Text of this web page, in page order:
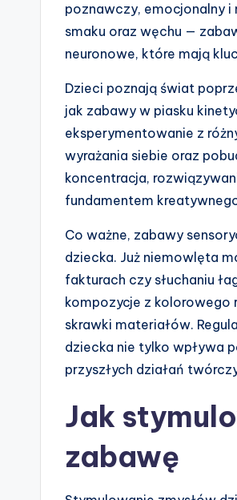
poznawczy, emocjonalny i
smaku oraz węchu —
neuronowe, które mają
Dzieci poznają świat
jak zabawy w piasku
eksperymentowanie z
wyrażania siebie oraz
koncentracja,
fundamentem
Co ważne, zabawy
dziecka. Już niemowlęta
fakturach czy słuchaniu
kompozycje z kolorowego
skrawki materiałów.
dziecka nie tylko wpływa
przyszłych działań
Jak
zabawę